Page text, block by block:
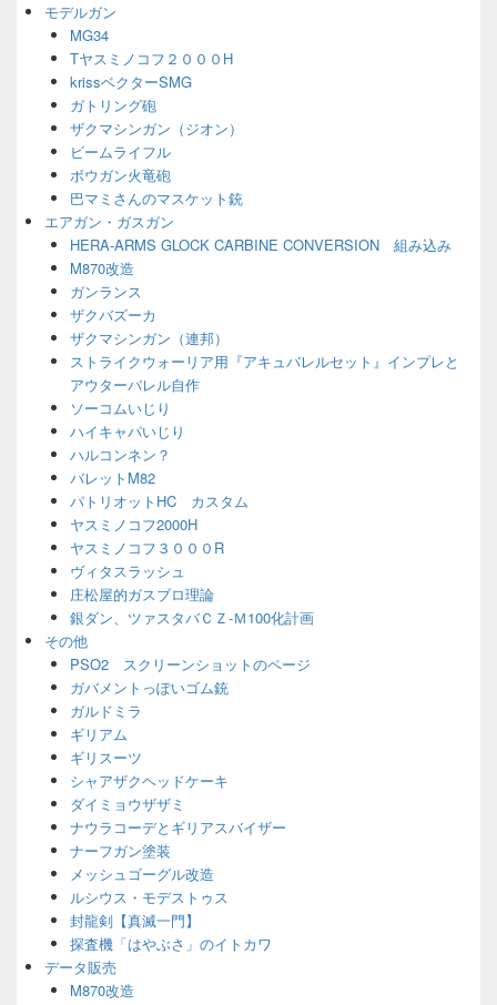
ェ
モデルガン
MG34
Tヤスミノコフ２０００H
krissベクターSMG
ガトリング砲
ザクマシンガン（ジオン）
ビームライフル
ボウガン火竜砲
巴マミさんのマスケット銃
エアガン・ガスガン
HERA-ARMS GLOCK CARBINE CONVERSION 組み込み
M870改造
ガンランス
ザクバズーカ
ザクマシンガン（連邦）
ストライクウォーリア用『アキュバレルセット』インプレと
アウターバレル自作
ソーコムいじり
ハイキャパいじり
ハルコンネン？
バレットM82
パトリオットHC カスタム
ヤスミノコフ2000H
ヤスミノコフ３０００R
ヴィタスラッシュ
庄松屋的ガスブロ理論
銀ダン、ツァスタバＣＺ-Ｍ100化計画
その他
PSO2 スクリーンショットのページ
ガバメントっぽいゴム銃
ガルドミラ
ギリアム
ギリスーツ
シャアザクヘッドケーキ
ダイミョウザザミ
ナウラコーデとギリアスバイザー
ナーフガン塗装
メッシュゴーグル改造
ルシウス・モデストゥス
封龍剣【真滅一門】
探査機「はやぶさ」のイトカワ
データ販売
M870改造